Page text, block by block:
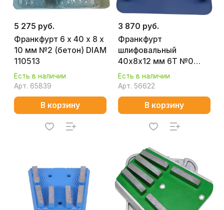
5 275 руб.
Франкфурт 6 х 40 х 8 х
10 мм №2 (бетон) DIAM
110513
Есть в наличии
Арт. 65839
В корзину
3 870 руб.
Франкфурт
шлифовальный
40х8х12 мм 6T №0
P30 (бетон) Splitstone
1219
Есть в наличии
Арт. 56622
В корзину